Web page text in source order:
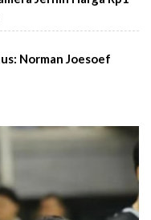
Norman Joesoef